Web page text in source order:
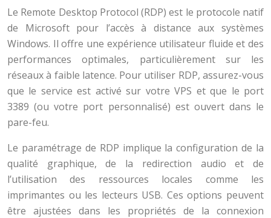
Le Remote Desktop Protocol (RDP) est le protocole natif
de Microsoft pour l’accès à distance aux systèmes
Windows. Il offre une expérience utilisateur fluide et des
performances optimales, particulièrement sur les
réseaux à faible latence. Pour utiliser RDP, assurez-vous
que le service est activé sur votre VPS et que le port
3389 (ou votre port personnalisé) est ouvert dans le
pare-feu.
Le paramétrage de RDP implique la configuration de la
qualité graphique, de la redirection audio et de
l’utilisation des ressources locales comme les
imprimantes ou les lecteurs USB. Ces options peuvent
être ajustées dans les propriétés de la connexion